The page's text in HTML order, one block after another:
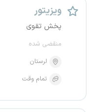
ویزیتور
پخش تقوی
منقضی شده
لرستان
تمام وقت